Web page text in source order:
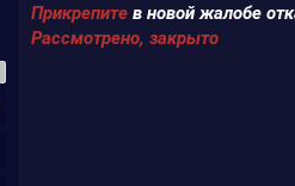
Прикрепитев новой жалобе
Рассмотрено, закрыто